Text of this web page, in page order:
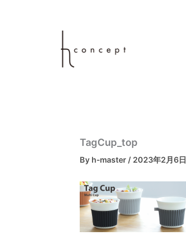
TagCup_top
By h-master / 2023年2月6日